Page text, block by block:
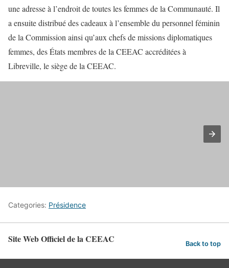
une adresse à l’endroit de toutes les femmes de la Communauté. Il
a ensuite distribué des cadeaux à l’ensemble du personnel féminin
de la Commission ainsi qu’aux chefs de missions diplomatiques
femmes, des États membres de la CEEAC accréditées à
Libreville, le siège de la CEEAC.
Categories: Présidence
Site Web Officiel de la CEEAC Back to top